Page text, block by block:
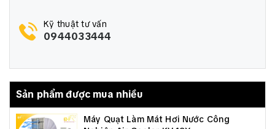
dầu, hầm mỏ, khí gas...
Kỹ thuật tư vấn
0944033444
Sản phẩm được mua nhiều
Máy Quạt Làm Mát Hơi Nước Công